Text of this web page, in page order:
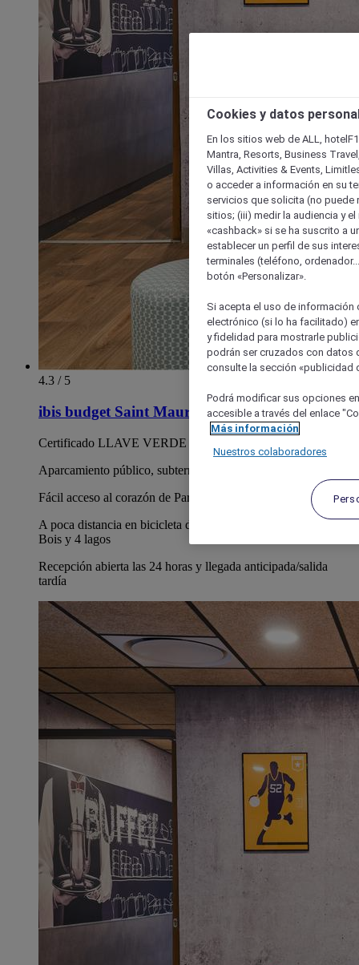
4.3 / 5
ibis budget Saint Maurice
Certificado LLAVE VERDE
Aparcamiento público, subterráneo y de pago a 50 m del hotel
Fácil acceso al corazón de París y Accor Arena
A poca distancia en bicicleta de Bois de Vincennes, Tour du
Bois y 4 lagos
Recepción abierta las 24 horas y llegada anticipada/salida
tardía
Cookies y datos
En los sitios web de ALL,
Mantra, Resorts, Business
Villas, Activities & Events,
o acceder a información en su
servicios que solicita (no puede
sitios; (iii) medir la audiencia y
«cashback» si se ha suscrito a
establecer un perfil de sus
terminales (teléfono,
botón «Personalizar».
Si acepta el uso de
electrónico (si lo ha facilitado)
y fidelidad para mostrarle
podrán ser cruzados con datos
consulte la sección «publicidad
Podrá modificar sus opciones
accesible a través del enlace
Más información
Nuestros colaboradores